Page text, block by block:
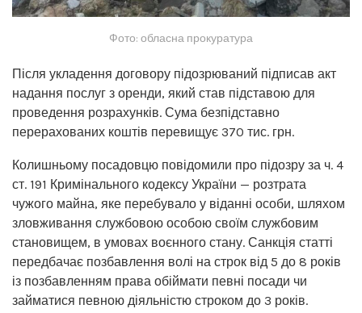
Фото: обласна прокуратура
Після укладення договору підозрюваний підписав акт
надання послуг з оренди, який став підставою для
проведення розрахунків. Сума безпідставно
перерахованих коштів перевищує 370 тис. грн.
Колишньому посадовцю повідомили про підозру за ч. 4
ст. 191 Кримінального кодексу України — розтрата
чужого майна, яке перебувало у віданні особи, шляхом
зловживання службовою особою своїм службовим
становищем, в умовах воєнного стану. Санкція статті
передбачає позбавлення волі на строк від 5 до 8 років
із позбавленням права обіймати певні посади чи
займатися певною діяльністю строком до 3 років.